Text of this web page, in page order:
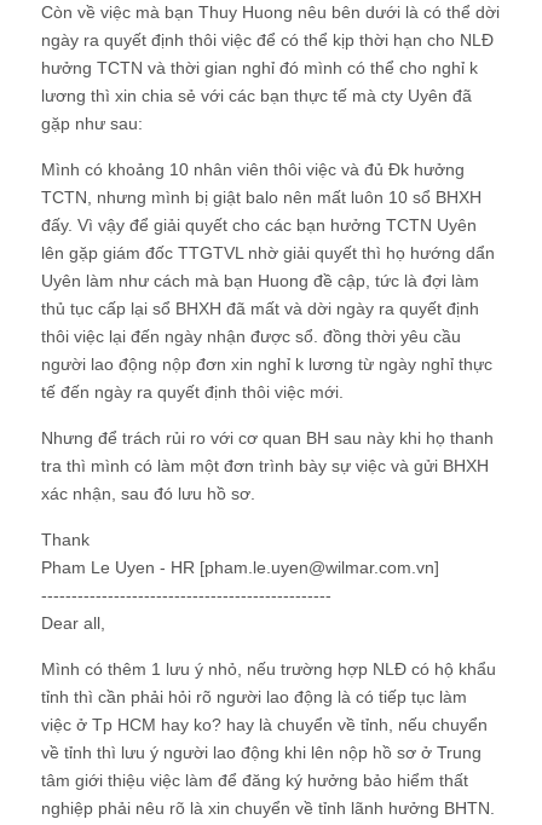
Còn về việc mà bạn Thuy Huong nêu bên dưới là có thể dời
ngày ra quyết định thôi việc để có thể kịp thời hạn cho NLĐ
hưởng TCTN và thời gian nghỉ đó mình có thể cho nghỉ k
lương thì xin chia sẻ với các bạn thực tế mà cty Uyên đã
gặp như sau:
Mình có khoảng 10 nhân viên thôi việc và đủ Đk hưởng
TCTN, nhưng mình bị giật balo nên mất luôn 10 sổ BHXH
đấy. Vì vậy để giải quyết cho các bạn hưởng TCTN Uyên
lên gặp giám đốc TTGTVL nhờ giải quyết thì họ hướng dẩn
Uyên làm như cách mà bạn Huong đề cập, tức là đợi làm
thủ tục cấp lại sổ BHXH đã mất và dời ngày ra quyết định
thôi việc lại đến ngày nhận được sổ. đồng thời yêu cầu
người lao động nộp đơn xin nghỉ k lương từ ngày nghỉ thực
tế đến ngày ra quyết định thôi việc mới.
Nhưng để trách rủi ro với cơ quan BH sau này khi họ thanh
tra thì mình có làm một đơn trình bày sự việc và gửi BHXH
xác nhận, sau đó lưu hồ sơ.
Thank
Pham Le Uyen - HR [pham.le.uyen@wilmar.com.vn]
------------------------------------------------
Dear all,
Mình có thêm 1 lưu ý nhỏ, nếu trường hợp NLĐ có hộ khẩu
tỉnh thì cần phải hỏi rõ người lao động là có tiếp tục làm
việc ở Tp HCM hay ko? hay là chuyển về tỉnh, nếu chuyển
về tỉnh thì lưu ý người lao động khi lên nộp hồ sơ ở Trung
tâm giới thiệu việc làm để đăng ký hưởng bảo hiểm thất
nghiệp phải nêu rõ là xin chuyển về tỉnh lãnh hưởng BHTN.